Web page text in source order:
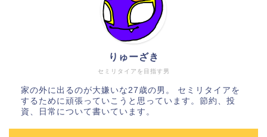
セミリタイアを目指す男
りゅーざき
家の外に出るのが大嫌いな27歳の男。 セミリタイアを
するために頑張っていこうと思っています。節約、投
資、日常について書いています。